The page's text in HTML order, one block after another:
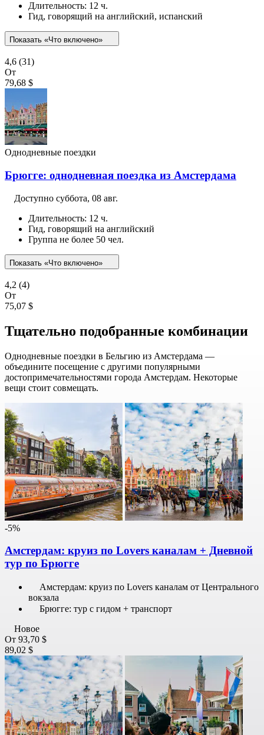
Длительность: 12 ч.
Гид, говорящий на английский, испанский
Показать «Что включено»
4,6 (31)
От
79,68 $
Однодневные поездки
Брюгге: однодневная поездка из Амстердама
Доступно суббота, 08 авг.
Длительность: 12 ч.
Гид, говорящий на английский
Группа не более 50 чел.
Показать «Что включено»
4,2 (4)
От
75,07 $
Тщательно подобранные комбинации
Однодневные поездки в Бельгию из Амстердама —
объедините посещение с другими популярными
достопримечательностями города Амстердам. Некоторые
вещи стоит совмещать.
-5%
Амстердам: круиз по Lovers каналам + Дневной
тур по Брюгге
Амстердам: круиз по Lovers каналам от Центрального
вокзала
Брюгге: тур с гидом + транспорт
Новое
От 93,70 $
89,02 $